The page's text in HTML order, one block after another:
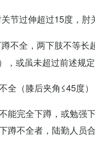
关节过伸超过15度，肘
不全，两下肢不等长
，或虽未超过前述规
全（膝后夹角≤45度）
能完全下蹲，或勉强
蹲不全者，陆勤人员